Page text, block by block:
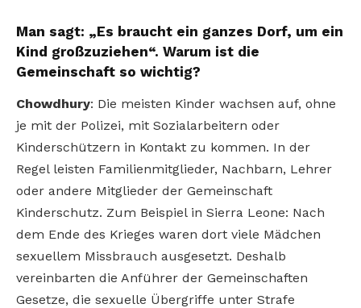
Man sagt: „Es braucht ein ganzes Dorf, um ein
Kind großzuziehen“. Warum ist die
Gemeinschaft so wichtig?
Chowdhury: Die meisten Kinder wachsen auf, ohne
je mit der Polizei, mit Sozialarbeitern oder
Kinderschützern in Kontakt zu kommen. In der
Regel leisten Familienmitglieder, Nachbarn, Lehrer
oder andere Mitglieder der Gemeinschaft
Kinderschutz. Zum Beispiel in Sierra Leone: Nach
dem Ende des Krieges waren dort viele Mädchen
sexuellem Missbrauch ausgesetzt. Deshalb
vereinbarten die Anführer der Gemeinschaften
Gesetze, die sexuelle Übergriffe unter Strafe